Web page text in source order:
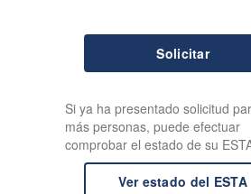
Solicitar
Si ya ha presentado solicitud
más personas, puede efectuar
comprobar el estado de su
Ver estado del ESTA